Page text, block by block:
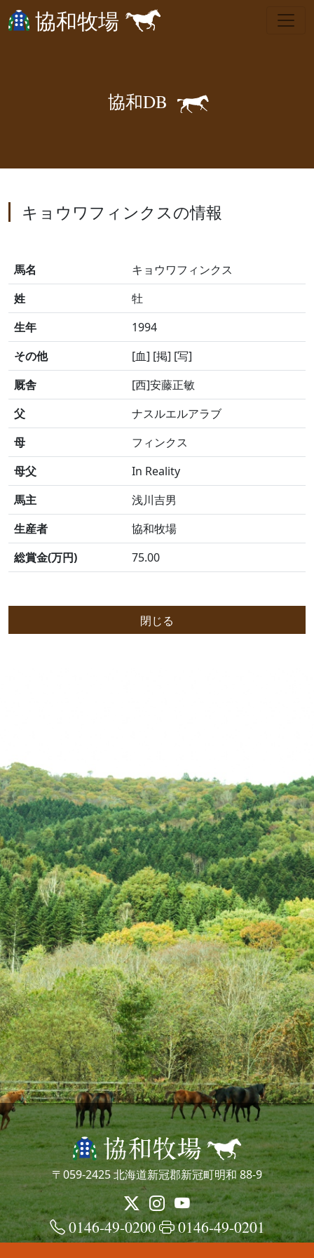
協和牧場
協和DB 🐎
キョウワフィンクスの情報
馬名
キョウワフィンクス
姓
牡
生年
1994
その他
[血] [掲] [写]
厩舎
[西]安藤正敏
父
ナスルエルアラブ
母
フィンクス
母父
In Reality
馬主
浅川吉男
生産者
協和牧場
総賞金(万円)
75.00
閉じる
〒059-2425 北海道新冠郡新冠町明和 88-9
0146-49-0200 0146-49-0201